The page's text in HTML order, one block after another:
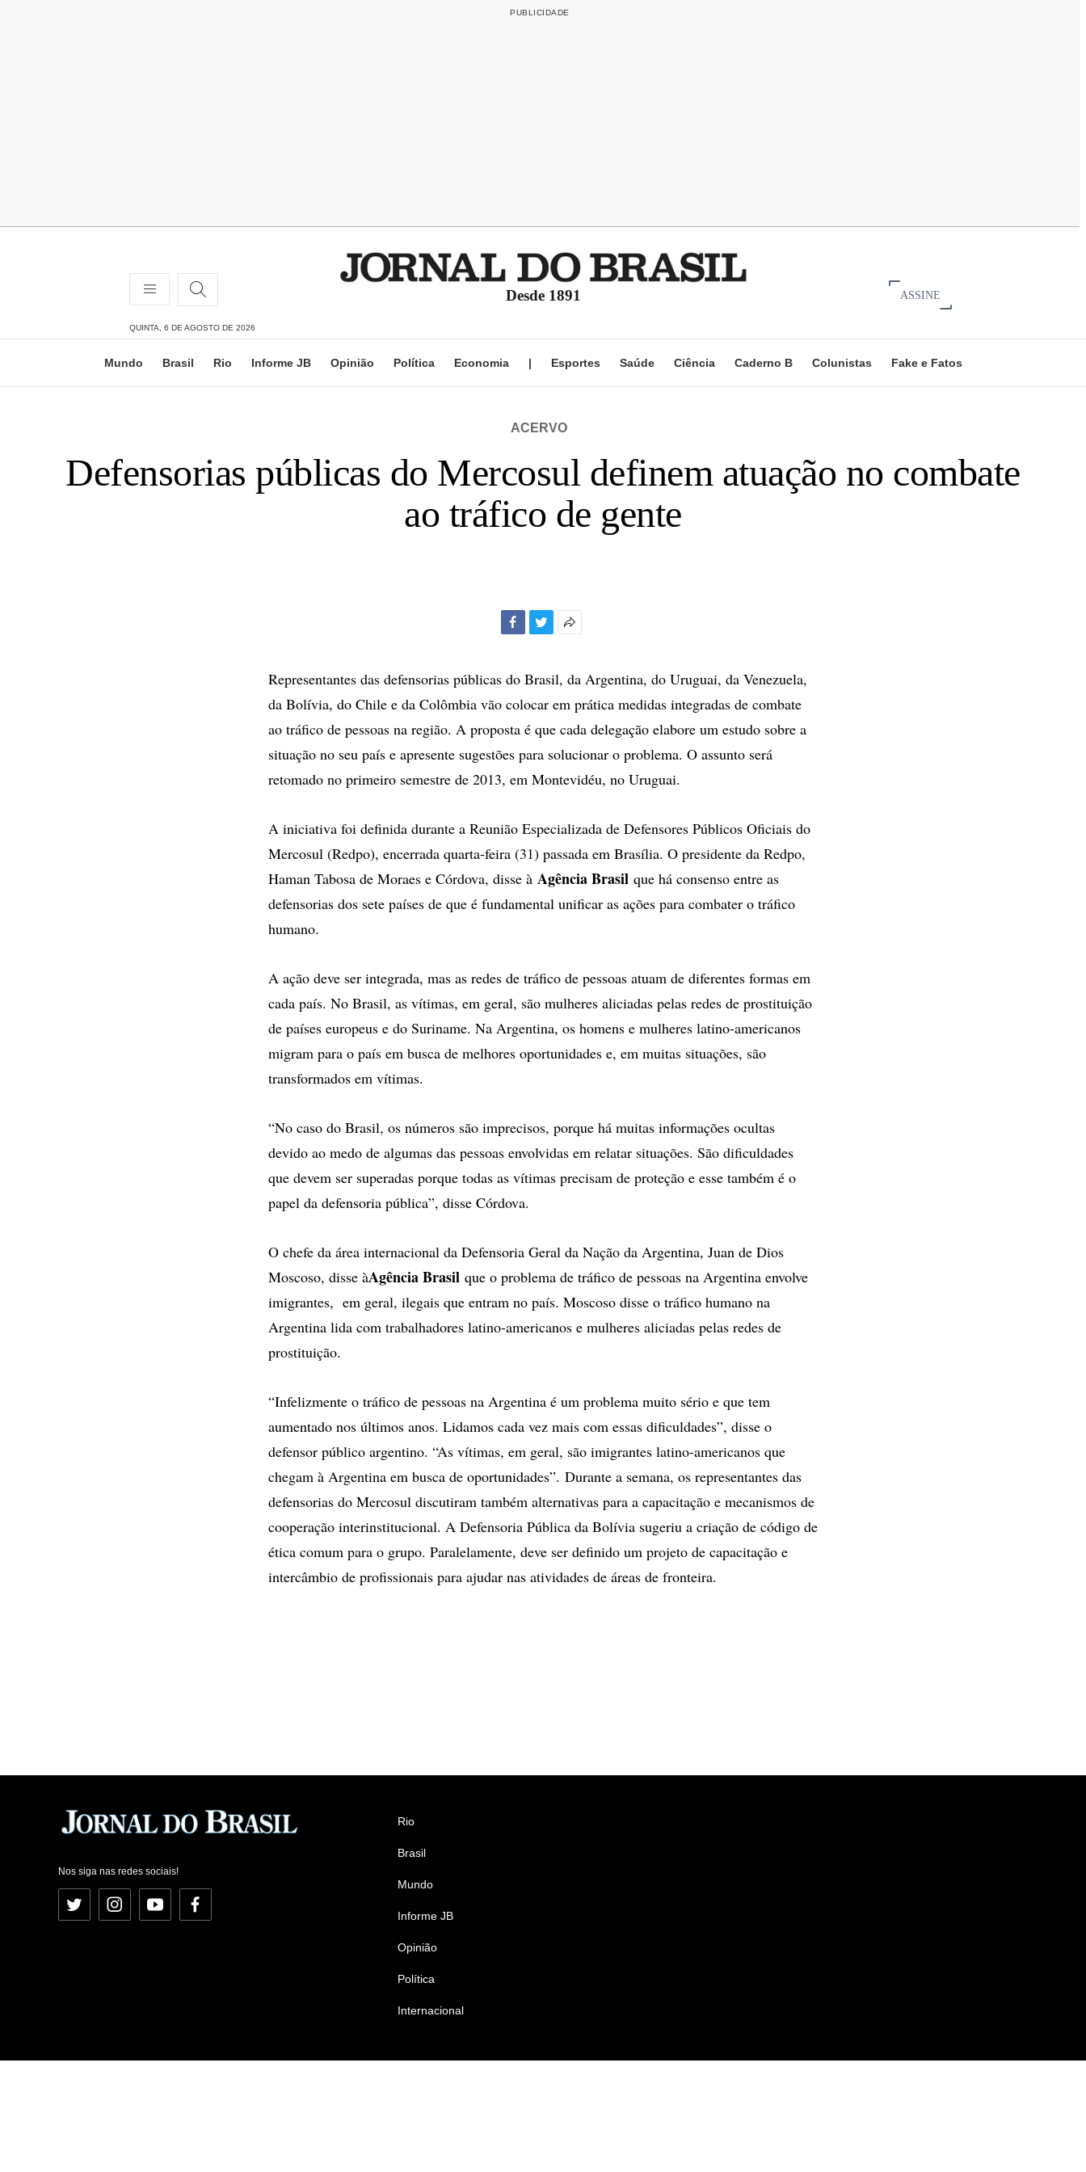
Desde 1891 ASSINE
QUINTA, 6 DE AGOSTO DE 2026
Mundo Brasil Rio Informe JB Opinião Política Economia | Esportes Saúde Ciência Caderno B Colunistas Fake e Fatos
ACERVO
Defensorias públicas do Mercosul definem atuação no combate
ao tráfico de gente
compartilhamento
Representantes das defensorias públicas do Brasil, da Argentina, do Uruguai, da Venezuela,
da Bolívia, do Chile e da Colômbia vão colocar em prática medidas integradas de combate
ao tráfico de pessoas na região. A proposta é que cada delegação elabore um estudo sobre a
situação no seu país e apresente sugestões para solucionar o problema. O assunto será
retomado no primeiro semestre de 2013, em Montevidéu, no Uruguai.
A iniciativa foi definida durante a Reunião Especializada de Defensores Públicos Oficiais do
Mercosul (Redpo), encerrada quarta-feira (31) passada em Brasília. O presidente da Redpo,
Haman Tabosa de Moraes e Córdova, disse à Agência Brasil que há consenso entre as
defensorias dos sete países de que é fundamental unificar as ações para combater o tráfico
humano.
A ação deve ser integrada, mas as redes de tráfico de pessoas atuam de diferentes formas em
cada país. No Brasil, as vítimas, em geral, são mulheres aliciadas pelas redes de prostituição
de países europeus e do Suriname. Na Argentina, os homens e mulheres latino-americanos
migram para o país em busca de melhores oportunidades e, em muitas situações, são
transformados em vítimas.
“No caso do Brasil, os números são imprecisos, porque há muitas informações ocultas
devido ao medo de algumas das pessoas envolvidas em relatar situações. São dificuldades
que devem ser superadas porque todas as vítimas precisam de proteção e esse também é o
papel da defensoria pública”, disse Córdova.
O chefe da área internacional da Defensoria Geral da Nação da Argentina, Juan de Dios
Moscoso, disse àAgência Brasil que o problema de tráfico de pessoas na Argentina envolve
imigrantes, em geral, ilegais que entram no país. Moscoso disse o tráfico humano na
Argentina lida com trabalhadores latino-americanos e mulheres aliciadas pelas redes de
prostituição.
“Infelizmente o tráfico de pessoas na Argentina é um problema muito sério e que tem
aumentado nos últimos anos. Lidamos cada vez mais com essas dificuldades”, disse o
defensor público argentino. “As vítimas, em geral, são imigrantes latino-americanos que
chegam à Argentina em busca de oportunidades”. Durante a semana, os representantes das
defensorias do Mercosul discutiram também alternativas para a capacitação e mecanismos de
cooperação interinstitucional. A Defensoria Pública da Bolívia sugeriu a criação de código de
ética comum para o grupo. Paralelamente, deve ser definido um projeto de capacitação e
intercâmbio de profissionais para ajudar nas atividades de áreas de fronteira.
Nos siga nas redes sociais!
Twitter InstagramYouTubeFacebook
Rio
Brasil
Mundo
Informe JB
Opinião
Política
Internacional